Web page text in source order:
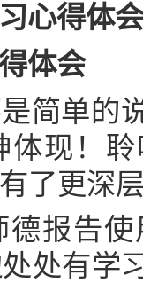
心得体会
体会
简单的
体现！
了更深
德报告
处有学